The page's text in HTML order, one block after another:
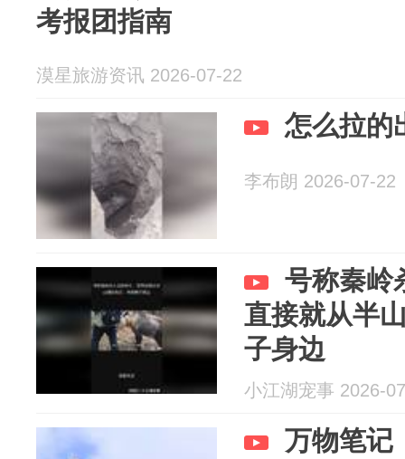
考报团指南
漠星旅游资讯 2026-07-22
怎么拉的
李布朗 2026-07-22
号称秦岭
直接就从半
子身边
小江湖宠事 2026-
万物笔记